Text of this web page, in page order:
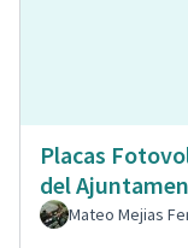
Placas
del
Mateo Mejias